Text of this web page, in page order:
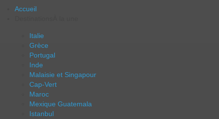
Accueil
Italie
Grèce
Portugal
Inde
Malaisie et Singapour
Cap-Vert
Maroc
Mexique Guatemala
Istanbul